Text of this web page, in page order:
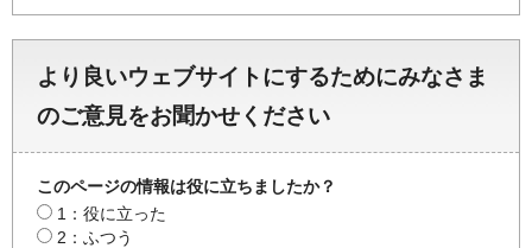
より良いウェブサイトにするためにみなさま
のご意見をお聞かせください
このページの情報は役に立ちましたか？
1：役に立った
2：ふつう